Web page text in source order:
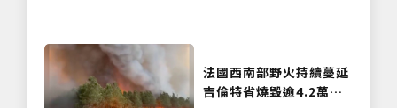
法國西南部野火持續蔓延
吉倫特省燒毀逾4.2萬公